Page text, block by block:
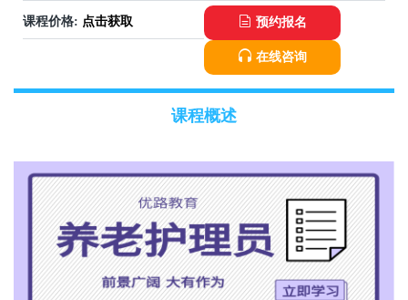
课程价格: 点击获取 预约报名
在线咨询
课程概述